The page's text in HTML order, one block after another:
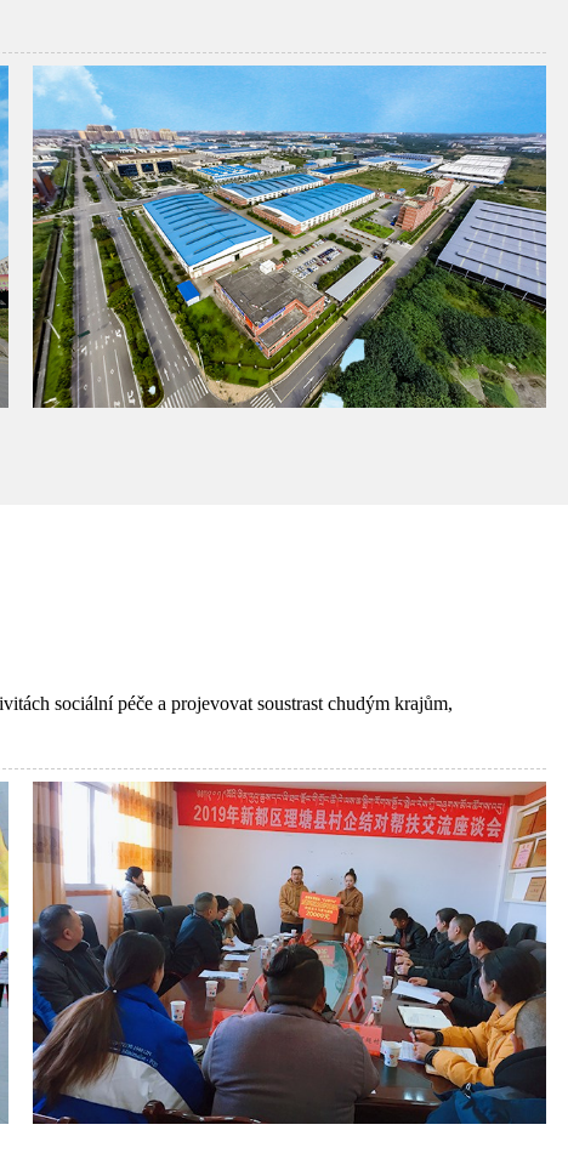
sociální péče a projevovat soustrast chudým krajům,